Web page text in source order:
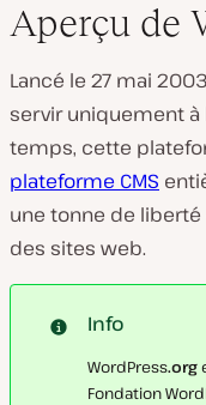
Aperçu de
Lancé le 27 mai
servir uniquement à
temps, cette
plateforme CMS
une tonne de
des sites web.
Info
WordPress.org
Fondation